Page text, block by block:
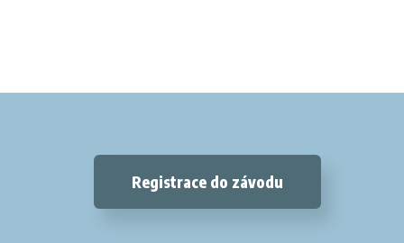
Registrace do závodu